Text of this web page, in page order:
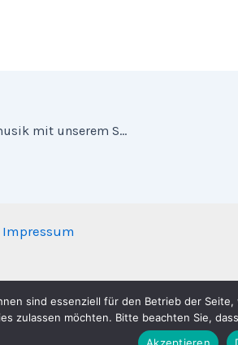
Podcast-Tipp: Einblicke in die Welt der Blasmusik mit unserem Städtischen Musikdirektor Paul Jacot
Impressum
© 2026 Musikverein Stadtkapelle
sind essenziell für den Betrieb der
zulassen möchten. Bitte beachten Sie,
Akzeptieren